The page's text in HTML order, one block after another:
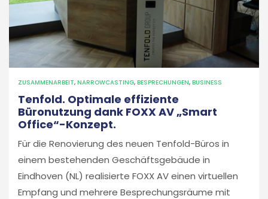
ZUSAMMENARBEIT, NARROWCASTING, BESPRECHUNGEN, BUSINESS
Tenfold. Optimale effiziente
Büronutzung dank FOXX AV „Smart
Office“-Konzept.
Für die Renovierung des neuen Tenfold-Büros in
einem bestehenden Geschäftsgebäude in
Eindhoven (NL) realisierte FOXX AV einen virtuellen
Empfang und mehrere Besprechungsräume mit